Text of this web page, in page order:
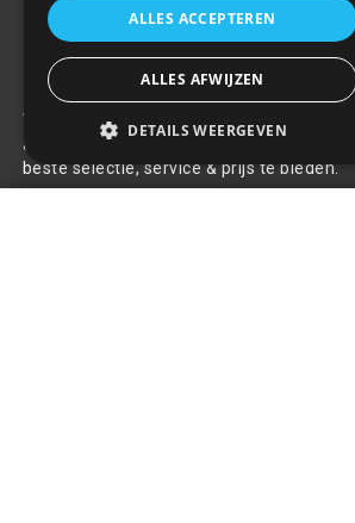
Over ons
Welkom bij R&R Parts Automotive, uw
aanschaf van alle auto accessoires. Wij
beste selectie, service & prijs te bieden.
ALLES ACCEPTEREN
ALLES AFWIJZEN
DETAILS WEERGEVEN